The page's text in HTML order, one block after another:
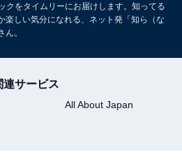
クをタイムリーにお届けします。知ってる
楽しい気分になれる、ネット発「知ら（な
。
連サービス
All About Japan